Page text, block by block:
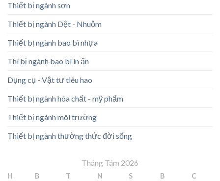
Thiết bị ngành sơn
Thiết bị ngành Dệt - Nhuộm
Thiết bị ngành bao bì nhựa
Thí bị ngành bao bì in ấn
Dụng cụ - Vật tư tiêu hao
Thiết bị ngành hóa chất - mỹ phẩm
Thiết bị ngành môi trường
Thiết bị ngành thường thức đời sống
Tháng Tám 2026
H B T N S B C